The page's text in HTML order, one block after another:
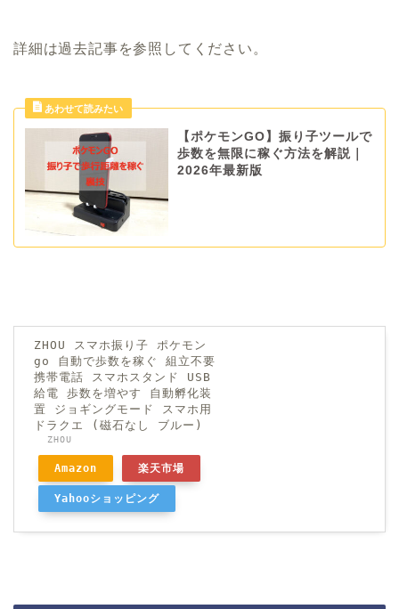
詳細は過去記事を参照してください。
【ポケモンGO】振り子ツールで
歩数を無限に稼ぐ方法を解説｜
2026年最新版
ZHOU スマホ振り子 ポケモン
go 自動で歩数を稼ぐ 組立不要
携帯電話 スマホスタンド USB
給電 歩数を増やす 自動孵化装
置 ジョギングモード スマホ用
ドラクエ (磁石なし ブルー)
ZHOU
Amazon 楽天市場
Yahooショッピング